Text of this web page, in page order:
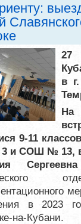
27
в
На
9-11
СОШ № 13,
в 2023
на-Кубани.